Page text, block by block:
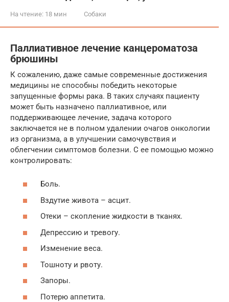
На чтение: 18 мин Собаки
Паллиативное лечение канцероматоза
брюшины
К сожалению, даже самые современные достижения
медицины не способны победить некоторые
запущенные формы рака. В таких случаях пациенту
может быть назначено паллиативное, или
поддерживающее лечение, задача которого
заключается не в полном удалении очагов онкологии
из организма, а в улучшении самочувствия и
облегчении симптомов болезни. С ее помощью можно
контролировать:
Боль.
Вздутие живота – асцит.
Отеки – скопление жидкости в тканях.
Депрессию и тревогу.
Изменение веса.
Тошноту и рвоту.
Запоры.
Потерю аппетита.